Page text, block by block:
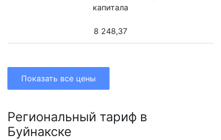
капитала
8 248,37
Показать все цены
Региональный тариф в
Буйнакске